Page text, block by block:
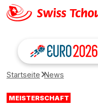
Startseite News
MEISTERSCHAFT